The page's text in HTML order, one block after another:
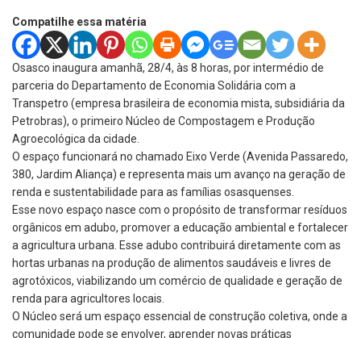
Compatilhe essa matéria
Osasco inaugura amanhã, 28/4, às 8 horas, por intermédio de
parceria do Departamento de Economia Solidária com a
Transpetro (empresa brasileira de economia mista, subsidiária da
Petrobras), o primeiro Núcleo de Compostagem e Produção
Agroecológica da cidade.
O espaço funcionará no chamado Eixo Verde (Avenida Passaredo,
380, Jardim Aliança) e representa mais um avanço na geração de
renda e sustentabilidade para as famílias osasquenses.
Esse novo espaço nasce com o propósito de transformar resíduos
orgânicos em adubo, promover a educação ambiental e fortalecer
a agricultura urbana. Esse adubo contribuirá diretamente com as
hortas urbanas na produção de alimentos saudáveis e livres de
agrotóxicos, viabilizando um comércio de qualidade e geração de
renda para agricultores locais.
O Núcleo será um espaço essencial de construção coletiva, onde a
comunidade pode se envolver, aprender novas práticas